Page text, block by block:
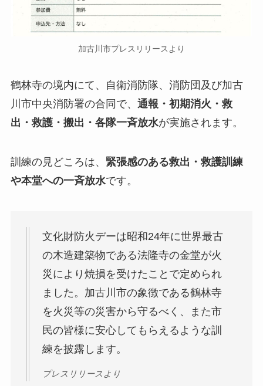
加古川市プレスリリースより
鶴林寺の境内にて、自衛消防隊、消防団及び加古
川市中央消防署の合同で、 通報・初期消火・救
出・救護・搬出・各隊一斉放水が実施されます。
訓練の見どころは、 緊張感のある救出・救護訓練
や本堂への一斉放水です。
文化財防火デーは昭和24年に世界最古
の木造建築物である法隆寺の金堂が火
災により焼損を受けたことで定められ
ました。加古川市の象徴である鶴林寺
を火災等の災害から守るべく、また市
民の皆様に安心してもらえるような訓
練を披露します。
プレスリリースより